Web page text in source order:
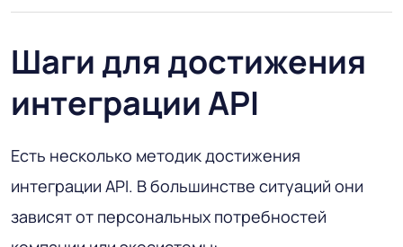
Шаги для достижения
интеграции API
Есть несколько методик достижения
интеграции API. В большинстве ситуаций они
зависят от персональных потребностей